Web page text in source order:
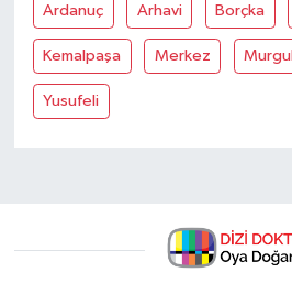
Ardanuç Arhavi Borçka
Kemalpaşa Merkez Murgul
Yusufeli